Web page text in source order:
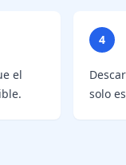
el
4
solo